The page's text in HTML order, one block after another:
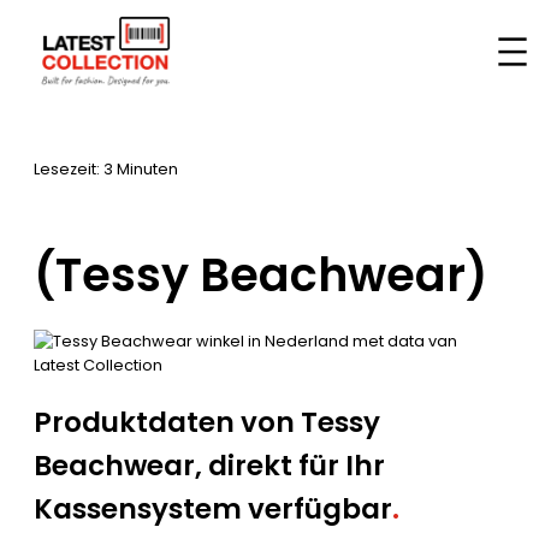
Inhalt
springen
Startseite–Marken
Lesezeit: 3 Minuten
(Tessy Beachwear)
Produktdaten von Tessy
Beachwear, direkt für Ihr
Kassensystem verfügbar.